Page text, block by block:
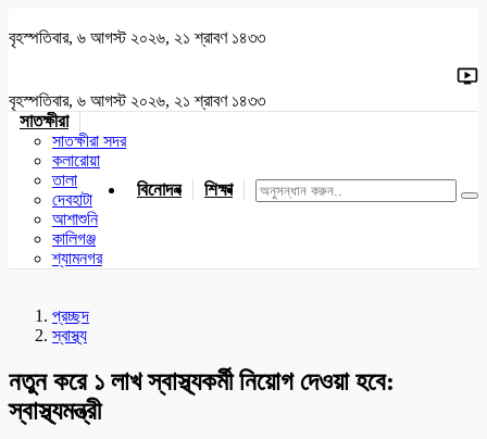
বৃহস্পতিবার, ৬ আগস্ট ২০২৬, ২১ শ্রাবণ ১৪৩৩
বৃহস্পতিবার, ৬ আগস্ট ২০২৬, ২১ শ্রাবণ ১৪৩৩
সাতক্ষীরা
সাতক্ষীরা সদর
কলারোয়া
তালা
দেবহাটা
আশাশুনি
কালিগঞ্জ
শ্যামনগর
বিনোদন শিক্ষা খেলাধুলা জাতীয় যশোর
প্রচ্ছদ
স্বাস্থ্য
নতুন করে ১ লাখ স্বাস্থ্যকর্মী নিয়োগ দেওয়া হবে:
স্বাস্থ্যমন্ত্রী